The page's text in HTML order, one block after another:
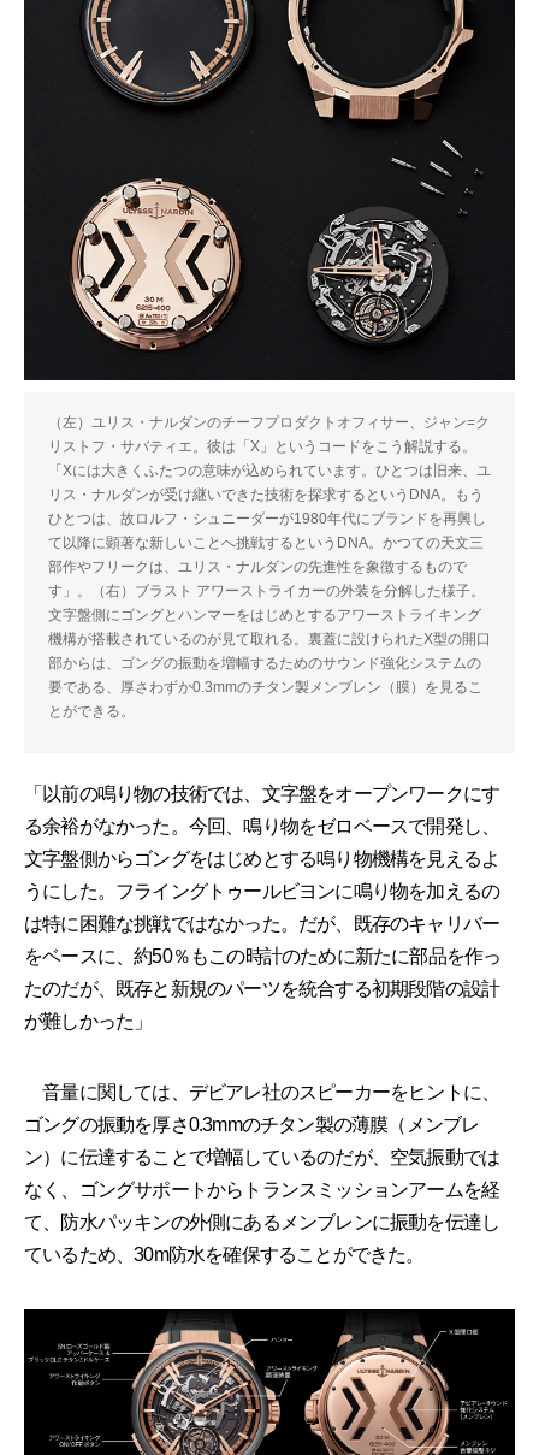
（左）ユリス・ナルダンのチーフプロダクトオフィサー、ジャン=ク
リストフ・サバティエ。彼は「X」というコードをこう解説する。
「Xには大きくふたつの意味が込められています。ひとつは旧来、ユ
リス・ナルダンが受け継いできた技術を探求するというDNA。もう
ひとつは、故ロルフ・シュニーダーが1980年代にブランドを再興し
て以降に顕著な新しいことへ挑戦するというDNA。かつての天文三
部作やフリークは、ユリス・ナルダンの先進性を象徴するもので
す」。（右）ブラスト アワーストライカーの外装を分解した様子。
文字盤側にゴングとハンマーをはじめとするアワーストライキング
機構が搭載されているのが見て取れる。裏蓋に設けられたX型の開口
部からは、ゴングの振動を増幅するためのサウンド強化システムの
要である、厚さわずか0.3mmのチタン製メンブレン（膜）を見るこ
とができる。
「以前の鳴り物の技術では、文字盤をオープンワークにす
る余裕がなかった。今回、鳴り物をゼロベースで開発し、
文字盤側からゴングをはじめとする鳴り物機構を見えるよ
うにした。フライングトゥールビヨンに鳴り物を加えるの
は特に困難な挑戦ではなかった。だが、既存のキャリバー
をベースに、約50％もこの時計のために新たに部品を作っ
たのだが、既存と新規のパーツを統合する初期段階の設計
が難しかった」
音量に関しては、デビアレ社のスピーカーをヒントに、
ゴングの振動を厚さ0.3mmのチタン製の薄膜（メンブレ
ン）に伝達することで増幅しているのだが、空気振動では
なく、ゴングサポートからトランスミッションアームを経
て、防水パッキンの外側にあるメンブレンに振動を伝達し
ているため、30m防水を確保することができた。